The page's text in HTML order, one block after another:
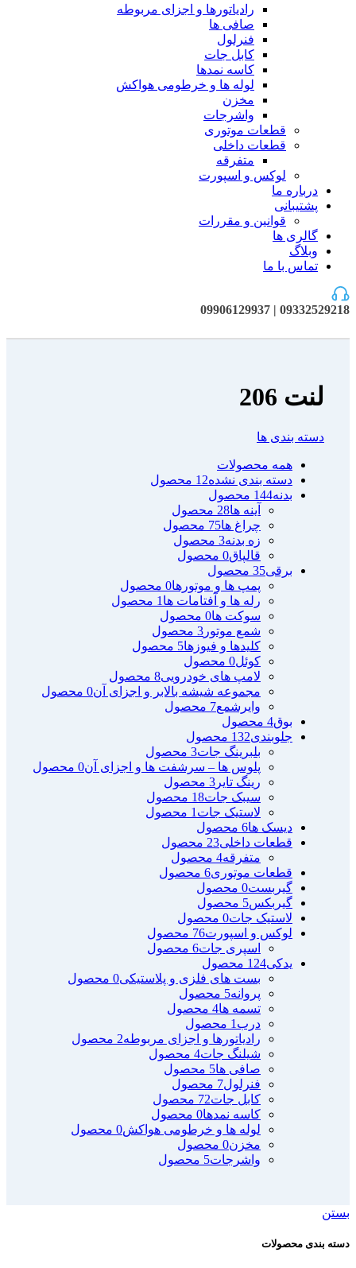
رادیاتورها و اجزای مربوطه
صافی ها
فنرلول
کابل جات
کاسه نمدها
لوله ها و خرطومی هواکش
مخزن
واشرجات
قطعات موتوری
قطعات داخلی
متفرقه
لوکس و اسپورت
درباره ما
پشتیبانی
قوانین و مقررات
گالری ها
وبلاگ
تماس با ما
09332529218 | 09906129937
لنت 206
دسته بندی ها
همه محصولات
دسته بندی نشده12 محصول
بدنه144 محصول
آینه ها28 محصول
چراغ ها75 محصول
زه بدنه3 محصول
قالپاق0 محصول
برقی35 محصول
پمپ ها و موتورها0 محصول
رله ها و آفتامات ها 1 محصول
سوکت ها0 محصول
شمع موتور 3 محصول
کلیدها و فیوزها5 محصول
کوئل0 محصول
لامپ های خودرویی8 محصول
مجموعه شیشه بالابر و اجزای آن0 محصول
وایرشمع7 محصول
بوق4 محصول
جلوبندی132 محصول
بلبرینگ جات3 محصول
پلوس ها – سرشفت ها و اجزای آن0 محصول
رینگ تایر 3 محصول
سیبک جات18 محصول
لاستیک جات 1 محصول
دیسک ها6 محصول
قطعات داخلی23 محصول
متفرقه4 محصول
قطعات موتوری6 محصول
گیربست0 محصول
گیربکس5 محصول
لاستیک جات0 محصول
لوکس و اسپورت76 محصول
اسپری جات6 محصول
یدکی124 محصول
بست های فلزی و پلاستیکی0 محصول
پروانه5 محصول
تسمه ها4 محصول
درب 1 محصول
رادیاتورها و اجزای مربوطه2 محصول
شیلنگ جات4 محصول
صافی ها5 محصول
فنرلول7 محصول
کابل جات72 محصول
کاسه نمدها0 محصول
لوله ها و خرطومی هواکش0 محصول
مخزن0 محصول
واشرجات5 محصول
بستن
دسته بندی محصولات